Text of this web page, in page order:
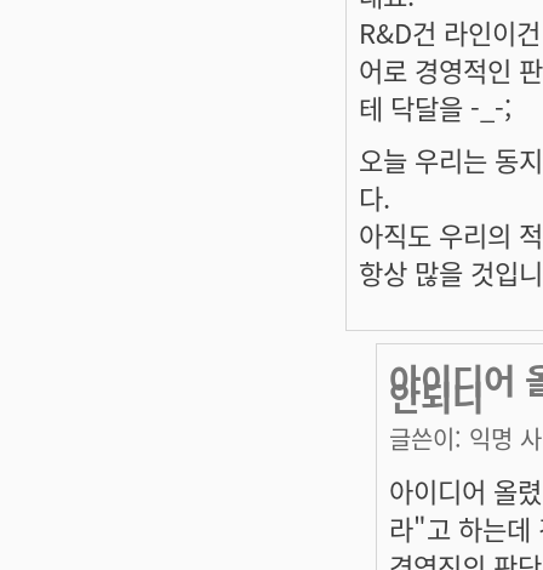
R&D건 라인이
어로 경영적인
테 닥달을 -_-;
오늘 우리는 동
다.
아직도 우리의
항상 많을 것입
아이디어
안되니
글쓴이: 익명
아이디어 올
라"고 하는데